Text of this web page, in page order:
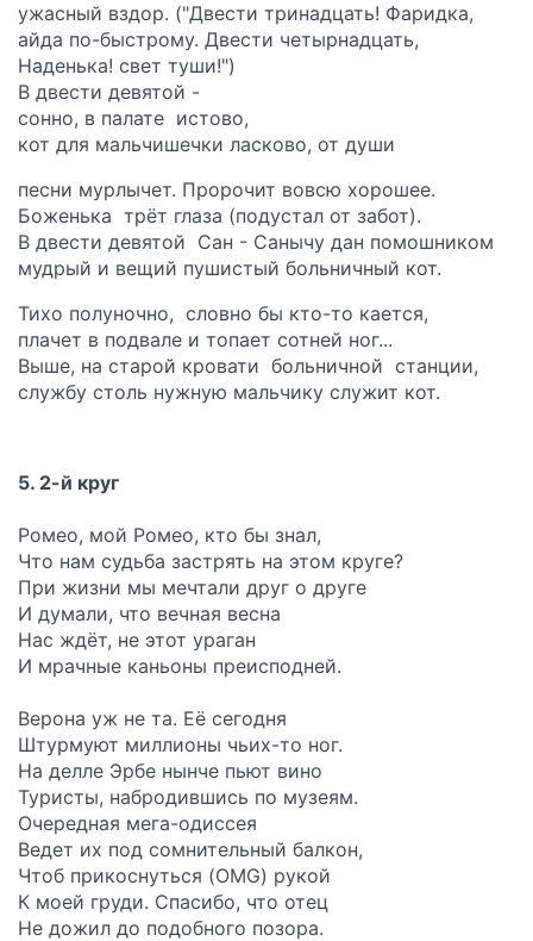
ужасный вздор. ("Двести тринадцать! Фаридка,
айда по-быстрому. Двести четырнадцать,
Наденька! свет туши!")
В двести девятой -
сонно, в палате истово,
кот для мальчишечки ласково, от души
песни мурлычет. Пророчит вовсю хорошее.
Боженька трëт глаза (подустал от забот).
В двести девятой Сан - Санычу дан помошником
мудрый и вещий пушистый больничный кот.
Тихо полуночно, словно бы кто-то кается,
плачет в подвале и топает сотней ног...
Выше, на старой кровати больничной станции,
службу столь нужную мальчику служит кот.
5. 2-й круг
Ромео, мой Ромео, кто бы знал,
Что нам судьба застрять на этом круге?
При жизни мы мечтали друг о друге
И думали, что вечная весна
Нас ждёт, не этот ураган
И мрачные каньоны преисподней.
Верона уж не та. Её сегодня
Штурмуют миллионы чьих-то ног.
На делле Эрбе нынче пьют вино
Туристы, набродившись по музеям.
Очередная мега-одиссея
Ведет их под сомнительный балкон,
Чтоб прикоснуться (OMG) рукой
К моей груди. Спасибо, что отец
Не дожил до подобного позора.